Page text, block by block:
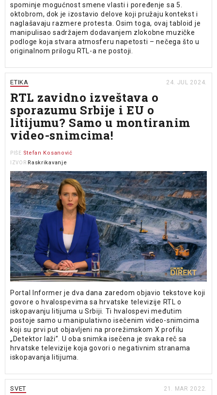
spominje mogućnost smene vlasti i poređenje sa 5.
oktobrom, dok je izostavio delove koji pružaju kontekst i
naglašavaju razmere protesta. Osim toga, ovaj tabloid je
manipulisao sadržajem dodavanjem zlokobne muzičke
podloge koja stvara atmosferu napetosti – nečega što u
originalnom prilogu RTL-a ne postoji.
ETIKA 24. JUL 2024.
RTL zavidno izveštava o
sporazumu Srbije i EU o
litijumu? Samo u montiranim
video-snimcima!
PIŠE Stefan Kosanović
IZVOR Raskrikavanje
Portal Informer je dva dana zaredom objavio tekstove koji
govore o hvalospevima sa hrvatske televizije RTL o
iskopavanju litijuma u Srbiji. Ti hvalospevi međutim
postoje samo u manipulativno isečenim video-snimcima
koji su prvi put objavljeni na prorežimskom X profilu
„Detektor laži”. U oba snimka isečena je svaka reč sa
hrvatske televizije koja govori o negativnim stranama
iskopavanja litijuma.
SVET 21. MAR 2022.